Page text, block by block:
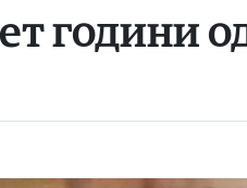
години